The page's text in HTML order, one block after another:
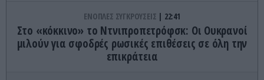
ΕΝΟΠΛΕΣ ΣΥΓΚΡΟΥΣΕΙΣ 22:41
Στο «κόκκινο» το Ντνιπροπετρόφσκ: Οι Ουκρανοί
μιλούν για σφοδρές ρωσικές επιθέσεις σε όλη την
επικράτεια